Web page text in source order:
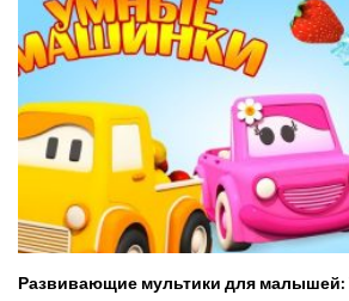
Развивающие мультики для